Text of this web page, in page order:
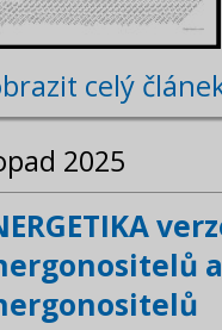
celý
2025